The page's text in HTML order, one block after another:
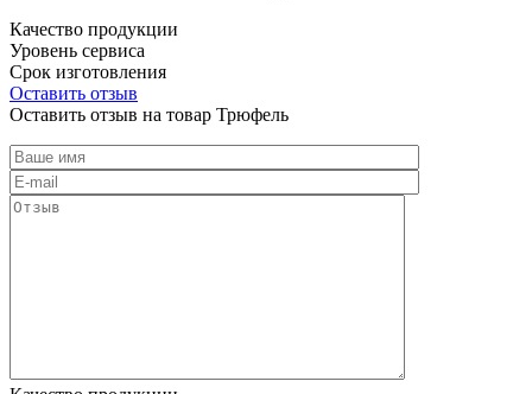
Качество продукции
Уровень сервиса
Срок изготовления
Оставить отзыв
Оставить отзыв на товар Трюфель